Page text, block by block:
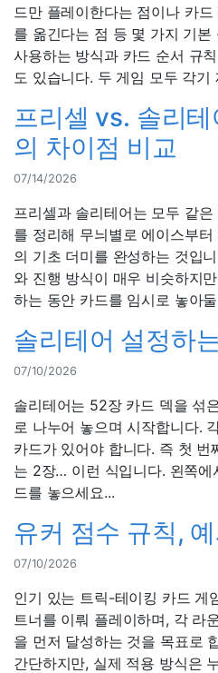
드만 플레이한다는 점이나 카
를 옮긴다는 점 등 몇 가지 기
사용하는 방식과 카드 순서 규
도 있습니다. 두 게임 모두 각기
프리셀 vs. 솔리
의 차이점 비교
07/14/2026
프리셀과 솔리테어는 모두 같
를 정리해 무늬별로 에이스부
의 기초 더미를 완성하는 것입
와 진행 방식이 매우 비슷하지
하는 동안 카드를 임시로 놓아
솔리테어 설정하
07/10/2026
솔리테어는 52장 카드 덱을 섞
로 나누어 놓으며 시작합니다.
카드가 있어야 합니다. 즉 첫 번
는 2장… 이런 식입니다. 왼쪽
드를 놓으세요...
유커 점수 규칙,
07/10/2026
인기 있는 트릭-테이킹 카드 게
트너를 이뤄 플레이하며, 각 라
을 먼저 달성하는 것을 목표로
간단하지만, 실제 적용 방식은